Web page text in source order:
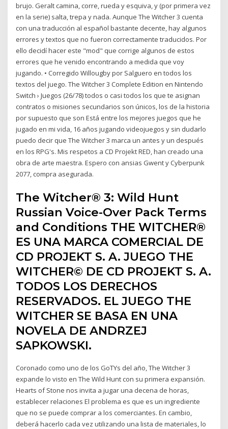
brujo. Geralt camina, corre, rueda y esquiva, y (por primera vez
en la serie) salta, trepa y nada. Aunque The Witcher 3 cuenta
con una traducción al español bastante decente, hay algunos
errores y textos que no fueron correctamente traducidos. Por
ello decidí hacer este "mod" que corrige algunos de estos
errores que he venido encontrando a medida que voy
jugando. • Corregido Willougby por Salguero en todos los
textos del juego. The Witcher 3 Complete Edition en Nintendo
Switch › Juegos (26/78) todos o casi todos los que te asignan
contratos o misiones secundarios son únicos, los de la historia
por supuesto que son Está entre los mejores juegos que he
jugado en mi vida, 16 años jugando videojuegos y sin dudarlo
puedo decir que The Witcher 3 marca un antes y un después
en los RPG's. Mis respetos a CD Projekt RED, han creado una
obra de arte maestra. Espero con ansias Gwent y Cyberpunk
2077, compra asegurada.
The Witcher® 3: Wild Hunt
Russian Voice-Over Pack Terms
and Conditions THE WITCHER®
ES UNA MARCA COMERCIAL DE
CD PROJEKT S. A. JUEGO THE
WITCHER© DE CD PROJEKT S. A.
TODOS LOS DERECHOS
RESERVADOS. EL JUEGO THE
WITCHER SE BASA EN UNA
NOVELA DE ANDRZEJ
SAPKOWSKI.
Coronado como uno de los GoTYs del año, The Witcher 3
expande lo visto en The Wild Hunt con su primera expansión.
Hearts of Stone nos invita a jugar una decena de horas,
establecer relaciones El problema es que es un ingrediente
que no se puede comprar a los comerciantes. En cambio,
deberá hacerlo cada vez utilizando una lista de materiales, lo